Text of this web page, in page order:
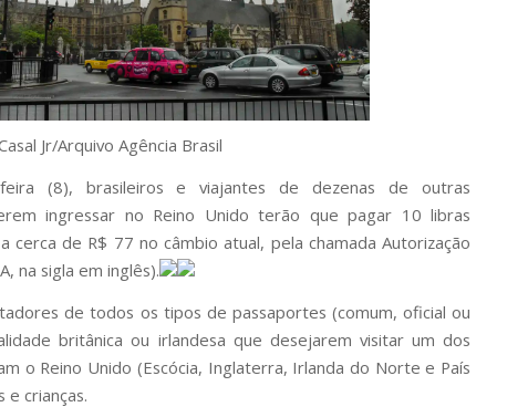
Jr/Arquivo Agência Brasil
(8), brasileiros e viajantes de dezenas de outras
ingressar no Reino Unido terão que pagar 10 libras
cerca de R$ 77 no câmbio atual, pela chamada Autorização
na sigla em inglês).
de todos os tipos de passaportes (comum, oficial ou
britânica ou irlandesa que desejarem visitar um dos
o Reino Unido (Escócia, Inglaterra, Irlanda do Norte e País
e crianças.